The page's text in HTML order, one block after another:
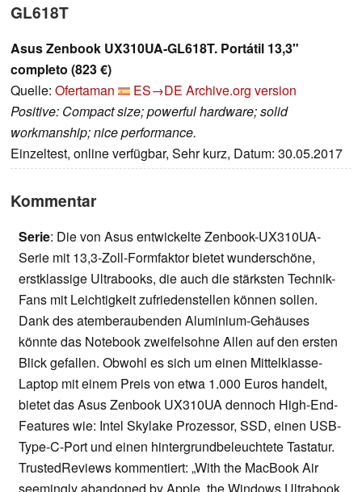
GL618T
Asus Zenbook UX310UA-GL618T. Portátil 13,3"
completo (823 €)
Quelle: Ofertaman ES→DE Archive.org version
Positive: Compact size; powerful hardware; solid
workmanship; nice performance.
Einzeltest, online verfügbar, Sehr kurz, Datum: 30.05.2017
Kommentar
Serie: Die von Asus entwickelte Zenbook-UX310UA-
Serie mit 13,3-Zoll-Formfaktor bietet wunderschöne,
erstklassige Ultrabooks, die auch die stärksten Technik-
Fans mit Leichtigkeit zufriedenstellen können sollen.
Dank des atemberaubenden Aluminium-Gehäuses
könnte das Notebook zweifelsohne Allen auf den ersten
Blick gefallen. Obwohl es sich um einen Mittelklasse-
Laptop mit einem Preis von etwa 1.000 Euros handelt,
bietet das Asus Zenbook UX310UA dennoch High-End-
Features wie: Intel Skylake Prozessor, SSD, einen USB-
Type-C-Port und einen hintergrundbeleuchtete Tastatur.
TrustedReviews kommentiert: „With the MacBook Air